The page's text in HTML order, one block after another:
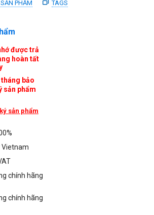
PHẨM TAGS
được trả
hoàn tất
bảo
sản phẩm
sản phẩm
Vietnam
chính hãng
chính hãng